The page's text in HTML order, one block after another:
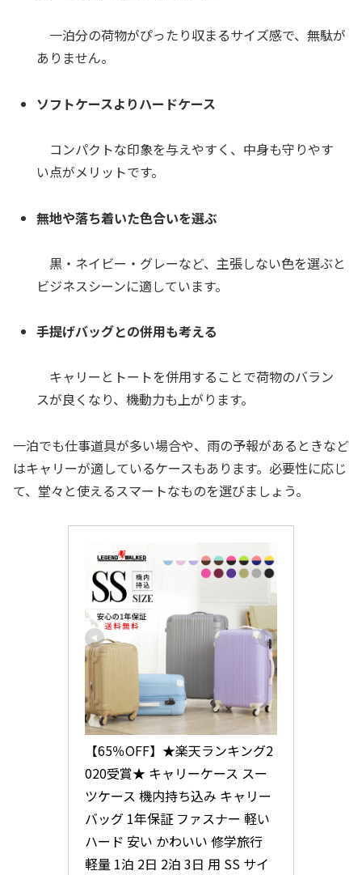
一泊分の荷物がぴったり収まるサイズ感で、無駄が
ありません。
ソフトケースよりハードケース
コンパクトな印象を与えやすく、中身も守りやす
い点がメリットです。
無地や落ち着いた色合いを選ぶ
黒・ネイビー・グレーなど、主張しない色を選ぶと
ビジネスシーンに適しています。
手提げバッグとの併用も考える
キャリーとトートを併用することで荷物のバラン
スが良くなり、機動力も上がります。
一泊でも仕事道具が多い場合や、雨の予報があるときなど
はキャリーが適しているケースもあります。必要性に応じ
て、堂々と使えるスマートなものを選びましょう。
【65％OFF】★楽天ランキング2
020受賞★ キャリーケース スー
ツケース 機内持ち込み キャリー
バッグ 1年保証 ファスナー 軽い
ハード 安い かわいい 修学旅行
軽量 1泊 2日 2泊 3日 用 SS サイ